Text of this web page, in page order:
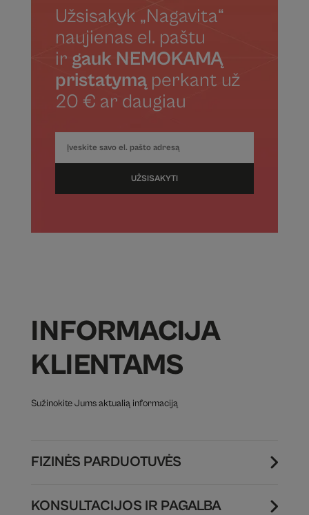
Užsisakyk „Nagavita“
naujienas el. paštu
ir gauk NEMOKAMĄ
pristatymąperkant už
20 € ar daugiau
UŽSISAKYTI
INFORMACIJA
KLIENTAMS
Sužinokite Jums aktualią informaciją
FIZINĖS PARDUOTUVĖS
KONSULTACIJOS IR PAGALBA